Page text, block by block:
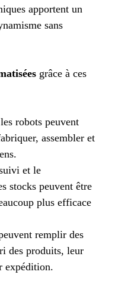
apportent un
sans
grâce à ces
robots peuvent
assembler et
et le
stocks peuvent être
plus efficace
remplir des
des produits, leur
expédition.